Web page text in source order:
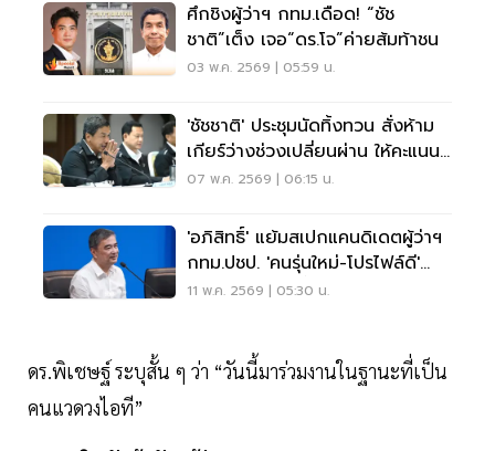
ศึกชิงผู้ว่าฯ กทม.เดือด! “ชัช
ชาติ”เต็ง เจอ“ดร.โจ”ค่ายส้มท้าชน
03 พ.ค. 2569 | 05:59 น.
'ชัชชาติ' ประชุมนัดทิ้งทวน สั่งห้าม
เกียร์ว่างช่วงเปลี่ยนผ่าน ให้คะแนน
ตัวเอง 5 เต็ม 10
07 พ.ค. 2569 | 06:15 น.
'อภิสิทธิ์' แย้มสเปกแคนดิเดตผู้ว่าฯ
กทม.ปชป. 'คนรุ่นใหม่-โปรไฟล์ดี'
เปิดตัว 16 พ.ค.นี้
11 พ.ค. 2569 | 05:30 น.
ดร.พิเชษฐ์ ระบุสั้น ๆ ว่า “วันนี้มาร่วมงานในฐานะที่เป็น
คนแวดวงไอที”